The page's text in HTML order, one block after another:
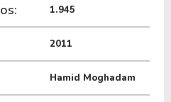
1.945
2011
Hamid Moghadam